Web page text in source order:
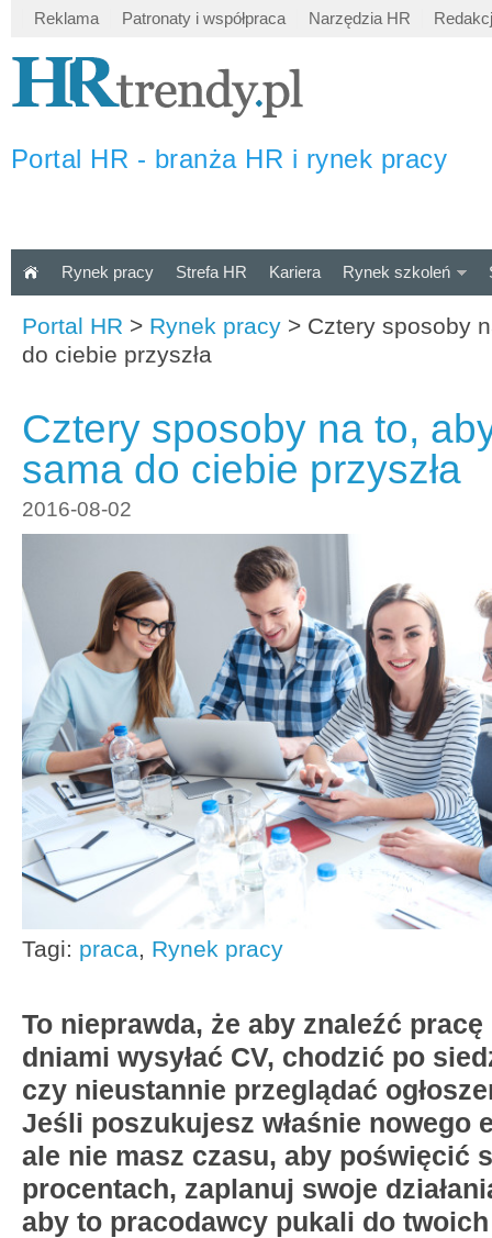
Reklama Patronaty i współpraca Narzędzia HR
Portal HR - branża HR i rynek pracy
Rynek pracy Strefa HR Kariera Rynek szkoleń
Portal HR > Rynek pracy > Cztery sposoby
do ciebie przyszła
Cztery sposoby na to,
sama do ciebie przyszła
2016-08-02
Tagi: praca, Rynek pracy
To nieprawda, że aby znaleźć pracę
dniami wysyłać CV, chodzić po
czy nieustannie przeglądać
Jeśli poszukujesz właśnie nowego
ale nie masz czasu, aby poświęcić
procentach, zaplanuj swoje
aby to pracodawcy pukali do